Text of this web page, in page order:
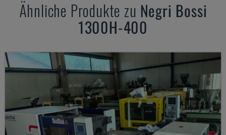
Ähnliche Produkte zu Negri Bossi
1300H-400